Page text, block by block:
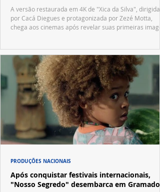
A versão restaurada em 4K de "Xica da Silva", dirigida
por Cacá Diegues e protagonizada por Zezé Motta,
chega aos cinemas após revelar suas primeiras
Após conquistar festivais internacionais,
"Nosso Segredo" desembarca em Gramado
PRODUÇÕES NACIONAIS